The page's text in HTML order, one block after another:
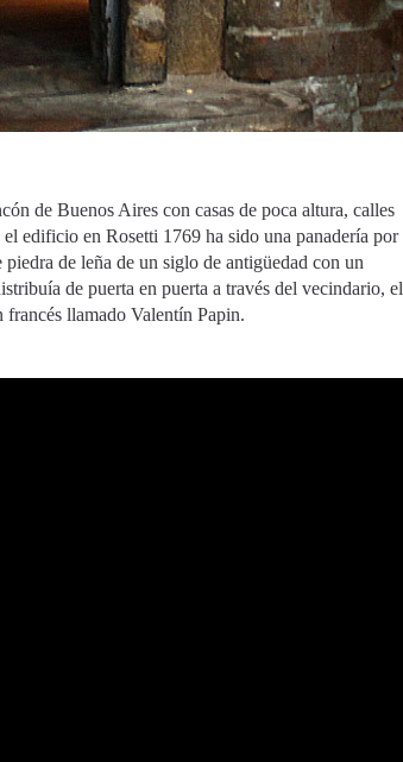
de Buenos Aires con casas de poca altura, calles
edificio en Rosetti 1769 ha sido una panadería por
de leña de un siglo de antigüedad con un
de puerta en puerta a través del vecindario, el
llamado Valentín Papin.